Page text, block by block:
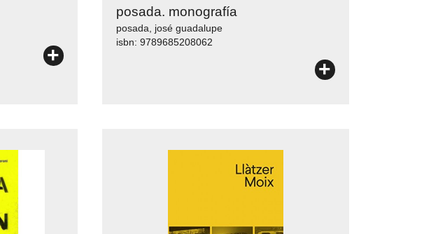
+
posada. monografía
posada, josé guadalupe
isbn: 9789685208062
+